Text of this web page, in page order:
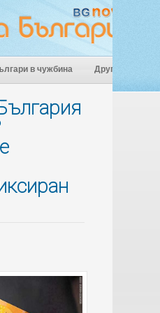
в чужбина Други